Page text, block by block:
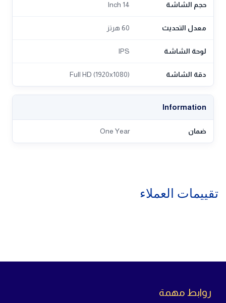
حجم الشاشة 14 Inch
معدل التحديث 60 هرتز
لوحة الشاشة IPS
دقة الشاشة Full HD (1920x1080)
Information
ضمان One Year
تقييمات العملاء
روابط مهمة